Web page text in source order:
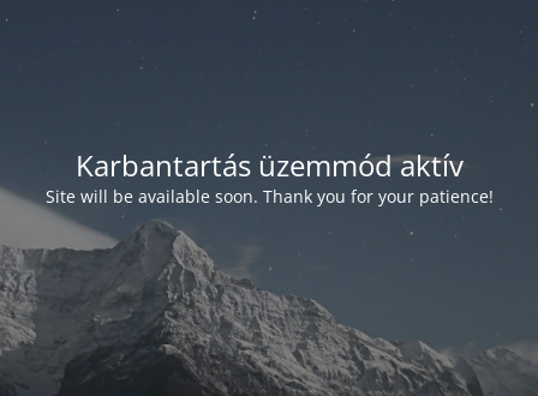
Karbantartás üzemmód aktív
Site will be available soon. Thank you for your patience!